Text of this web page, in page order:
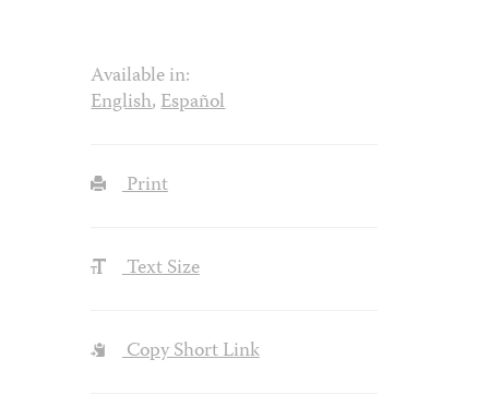
Available in:
English,Español
Print
Text Size
Copy Short Link